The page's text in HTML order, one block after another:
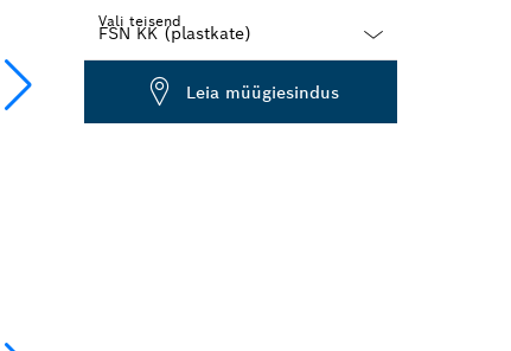
Vali teisend
Dropdown
Leia müügiesindus